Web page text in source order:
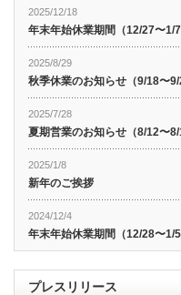
2025/12/18
年末年始休業期間（12/27〜1/
2025/8/29
秋季休業のお知らせ（9/18〜9/
2025/7/28
夏期営業のお知らせ（8/12〜8/
2025/1/8
新年のご挨拶
2024/12/4
年末年始休業期間（12/28〜1/
プレスリリース